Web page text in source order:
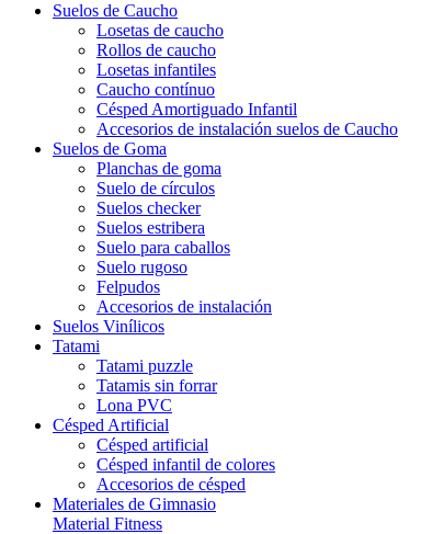
Suelos de Caucho
Losetas de caucho
Rollos de caucho
Losetas infantiles
Caucho contínuo
Césped Amortiguado Infantil
Accesorios de instalación suelos de Caucho
Suelos de Goma
Planchas de goma
Suelo de círculos
Suelos checker
Suelos estribera
Suelo para caballos
Suelo rugoso
Felpudos
Accesorios de instalación
Suelos Vinílicos
Tatami
Tatami puzzle
Tatamis sin forrar
Lona PVC
Césped Artificial
Césped artificial
Césped infantil de colores
Accesorios de césped
Materiales de Gimnasio
Material Fitness